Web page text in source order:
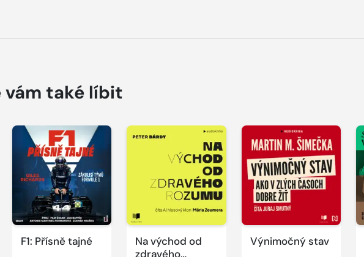
vám také líbit
F1: Přísně tajné
Přehrát
ukázku
Na východ od
zdravého
Výnimočný stav
Přehrát
ukázku